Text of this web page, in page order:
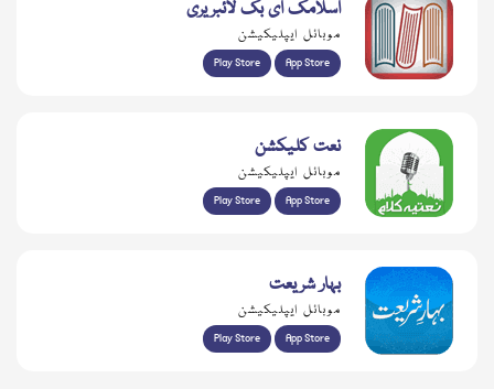
اسلامک ای بک لائبریری
موبائل ایپلیکیشن
Play Store App Store
نعت کلیکشن
موبائل ایپلیکیشن
Play Store App Store
بہار شریعت
موبائل ایپلیکیشن
Play Store App Store